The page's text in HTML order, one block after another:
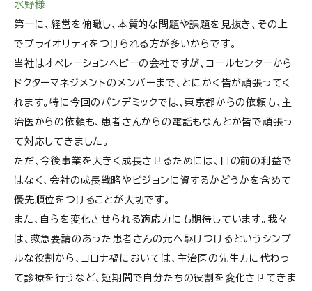
水野様
第一に、経営を俯瞰し、本質的な問題や課題を見抜き、その上
でプライオリティをつけられる方が多いからです。
当社はオペレーションヘビーの会社ですが、コールセンターから
ドクターマネジメントのメンバーまで、とにかく皆が頑張ってく
れます。特に今回のパンデミックでは、東京都からの依頼も、主
治医からの依頼も、患者さんからの電話もなんとか皆で頑張っ
て対応してきました。
ただ、今後事業を大きく成長させるためには、目の前の利益で
はなく、会社の成長戦略やビジョンに資するかどうかを含めて
優先順位をつけることが大切です。
また、自らを変化させられる適応力にも期待しています。我々
は、救急要請のあった患者さんの元へ駆けつけるというシンプ
ルな役割から、コロナ禍においては、主治医の先生方に代わっ
て診療を行うなど、短期間で自分たちの役割を変化させてきま